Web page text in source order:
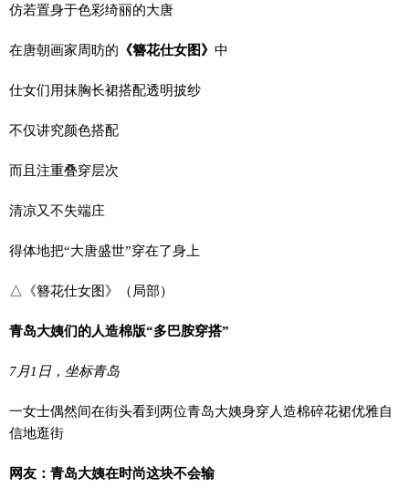
仿若置身于色彩绮丽的大唐
在唐朝画家周昉的 《簪花仕女图》 中
仕女们用抹胸长裙搭配透明披纱
不仅讲究颜色搭配
而且注重叠穿层次
清凉又不失端庄
得体地把“大唐盛世”穿在了身上
△《簪花仕女图》（局部）
青岛大姨们的人造棉版“多巴胺穿搭”
7月1日，坐标青岛
一女士偶然间在街头看到两位青岛大姨身穿人造棉碎花裙优雅自
信地逛街
网友：青岛大姨在时尚这块不会输